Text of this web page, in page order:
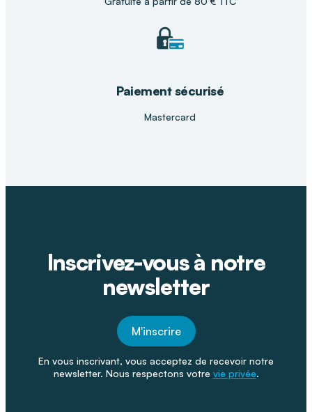
Paiement sécurisé
Mastercard
Inscrivez-vous à notre
newsletter
M'inscrire
En vous inscrivant, vous acceptez de recevoir notre
newsletter. Nous respectons votre vie privée.